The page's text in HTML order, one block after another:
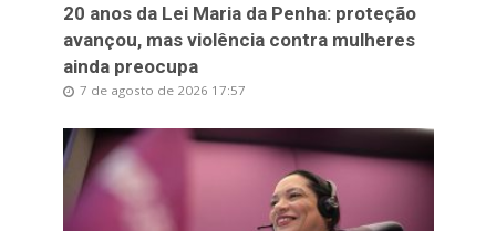
20 anos da Lei Maria da Penha: proteção
avançou, mas violência contra mulheres
ainda preocupa
7 de agosto de 2026 17:57